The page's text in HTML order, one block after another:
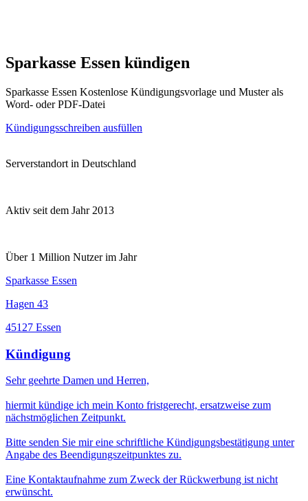
Sparkasse Essen kündigen
Sparkasse Essen Kostenlose Kündigungsvorlage und Muster als
Word- oder PDF-Datei
Kündigungsschreiben ausfüllen
Serverstandort in Deutschland
Aktiv seit dem Jahr 2013
Über 1 Million Nutzer im Jahr
Sparkasse Essen
Hagen 43
45127 Essen
Kündigung
Sehr geehrte Damen und Herren,
hiermit kündige ich mein Konto fristgerecht, ersatzweise zum
nächstmöglichen Zeitpunkt.
Bitte senden Sie mir eine schriftliche Kündigungsbestätigung unter
Angabe des Beendigungszeitpunktes zu.
Eine Kontaktaufnahme zum Zweck der Rückwerbung ist nicht
erwünscht.